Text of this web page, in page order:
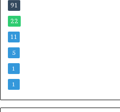
91
22
11
5
1
1